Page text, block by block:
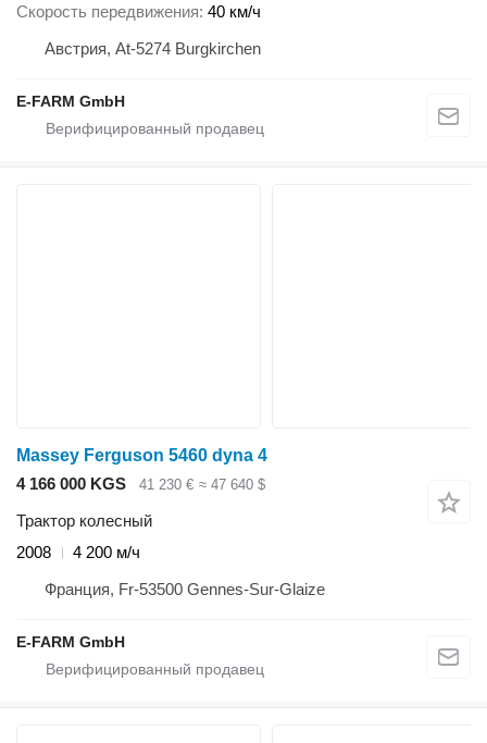
Скорость передвижения 40 км/ч
Австрия, At-5274 Burgkirchen
E-FARM GmbH
Massey Ferguson 5460 dyna 4
4 166 000 KGS
41 230 € ≈ 47 640 $
Трактор колесный
2008
4 200 м/ч
Франция, Fr-53500 Gennes-Sur-Glaize
E-FARM GmbH